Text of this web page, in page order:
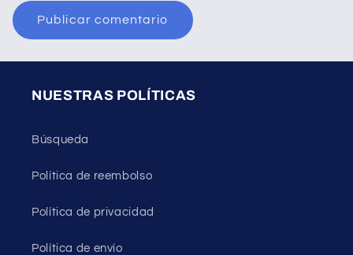
NUESTRAS POLÍTICAS
Búsqueda
Política de reembolso
Política de privacidad
Política de envío